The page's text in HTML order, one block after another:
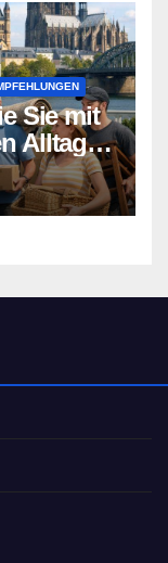
Sie mit
Alltag